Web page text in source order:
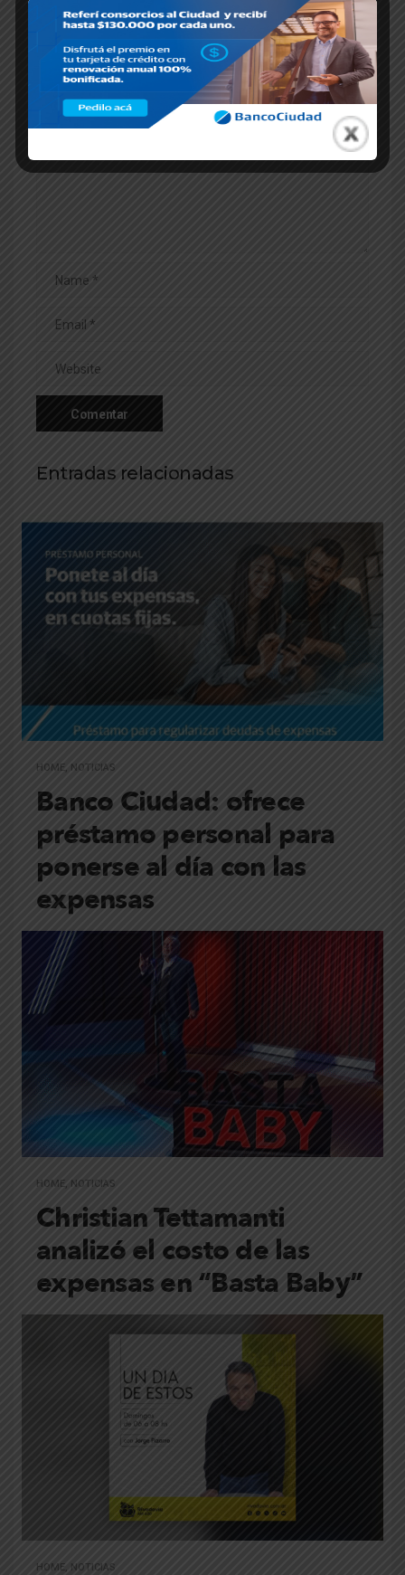
Dejar una respuesta
Entradas relacionadas
HOME, NOTICIAS
Banco Ciudad: ofrece
préstamo personal para
ponerse al día con las
expensas
HOME, NOTICIAS
Christian Tettamanti
analizó el costo de las
expensas en “Basta Baby”
HOME, NOTICIAS